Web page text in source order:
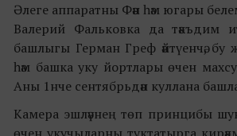
Әлеге аппаратны Фән һәм югары
Валерий Фальковка да тәкъдим
башлыгы Герман Греф әйтүенчә, бу
һәм башка уку йортлары өчен
Аны 1нче сентябрьдән куллана
Камера эшләүнең төп принцибы